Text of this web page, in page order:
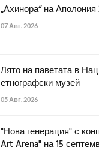
„Ахинора“ на
07 Авг. 2026
Лято на паветата в
етнографски музей
05 Авг. 2026
"Нова генерация" с
Art Arena" на 15